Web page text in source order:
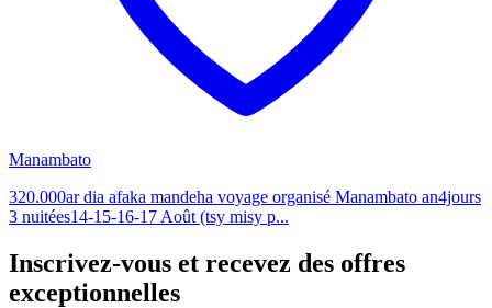
Manambato
320.000ar dia afaka mandeha voyage organisé Manambato an4jours
3 nuitées14-15-16-17 Août (tsy misy p...
Inscrivez-vous et recevez des offres
exceptionnelles